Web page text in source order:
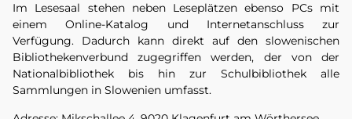
Im Lesesaal stehen neben Leseplätzen ebenso PCs mit
einem Online-Katalog und Internetanschluss zur
Verfügung. Dadurch kann direkt auf den slowenischen
Bibliothekenverbund zugegriffen werden, der von der
Nationalbibliothek bis hin zur Schulbibliothek alle
Sammlungen in Slowenien umfasst.